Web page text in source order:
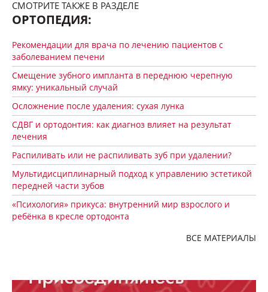
СМОТРИТЕ ТАКЖЕ В РАЗДЕЛЕ
ОРТОПЕДИЯ:
Рекомендации для врача по лечению пациентов с
заболеванием печени
Смещение зубного импланта в переднюю черепную
ямку: уникальный случай
Осложнение после удаления: сухая лунка
СДВГ и ортодонтия: как диагноз влияет на результат
лечения
Распиливать или не распиливать зуб при удалении?
Мультидисциплинарный подход к управлению эстетикой
передней части зубов
«Психология» прикуса: внутренний мир взрослого и
ребёнка в кресле ортодонта
ВСЕ МАТЕРИАЛЫ